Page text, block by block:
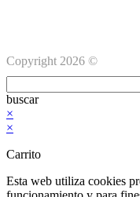
Copyright 2026 ©
en
esta
web
buscar
×
×
Carrito
Esta web utiliza cookies